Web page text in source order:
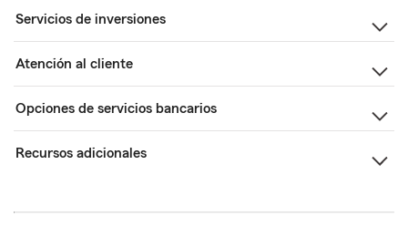
Servicios de inversiones
Atención al cliente
Opciones de servicios bancarios
Recursos adicionales